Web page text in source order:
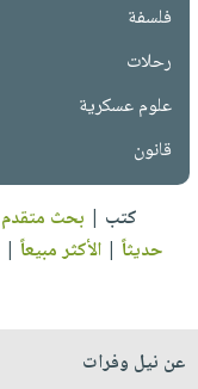
فلسفة
رحلات
علوم عسكرية
قانون
كتب | بحث متقدم
حديثاً |الأكثر مبيعاً |
عن نيل وفرات